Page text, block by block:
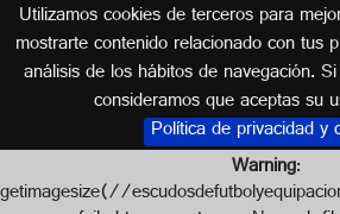
Utilizamos cookies de terceros para
mostrarte contenido relacionado con tus
análisis de los hábitos de navegación.
consideramos que aceptas su
Política de privacidad y
Escudo de
CÓRDOBA
Warning:
getimagesize(//